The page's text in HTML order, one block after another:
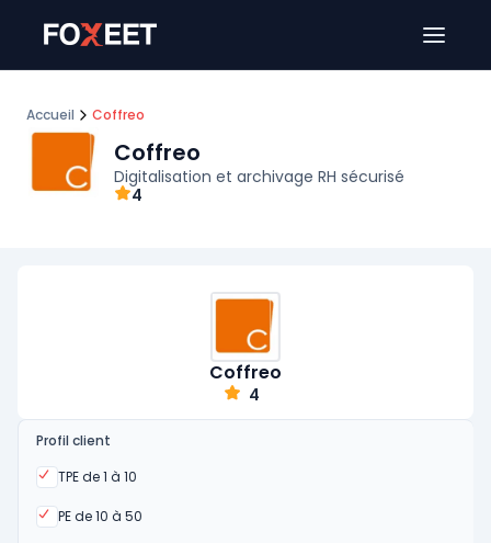
Accueil Coffreo
Coffreo
Digitalisation et archivage RH sécurisé
4
Coffreo
4
Profil client
TPE de 1 à 10
Oui
PE de 10 à 50
Oui